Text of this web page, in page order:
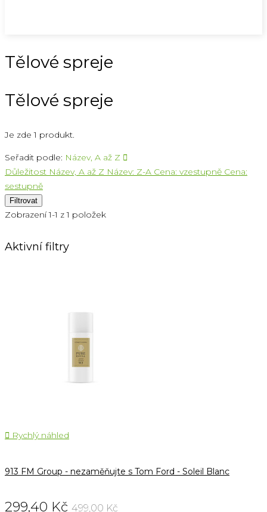
Tělové spreje
Tělové spreje
Je zde 1 produkt.
Seřadit podle: Název, A až Z 
Důležitost Název, A až Z Název: Z-A Cena: vzestupně Cena:
sestupně
Filtrovat
Zobrazení 1-1 z 1 položek
Aktivní filtry
 Rychlý náhled
913 FM Group - nezaměňujte s Tom Ford - Soleil Blanc
299,40 Kč 499,00 Kč